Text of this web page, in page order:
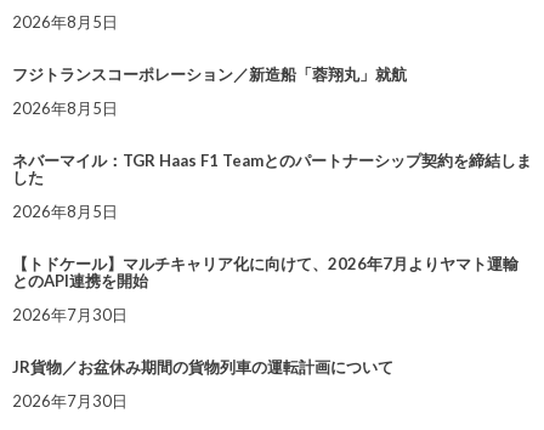
2026年8月5日
フジトランスコーポレーション／新造船「蓉翔丸」就航
2026年8月5日
ネバーマイル：TGR Haas F1 Teamとのパートナーシップ契約を締結しま
した
2026年8月5日
【トドケール】マルチキャリア化に向けて、2026年7月よりヤマト運輸
とのAPI連携を開始
2026年7月30日
JR貨物／お盆休み期間の貨物列車の運転計画について
2026年7月30日